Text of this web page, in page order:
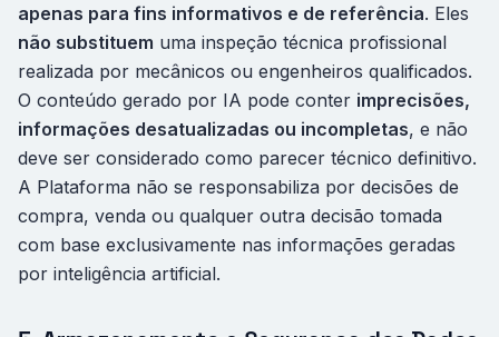
apenas para fins informativos e de referência. Eles
não substituem uma inspeção técnica profissional
realizada por mecânicos ou engenheiros qualificados.
O conteúdo gerado por IA pode conter imprecisões,
informações desatualizadas ou incompletas, e não
deve ser considerado como parecer técnico definitivo.
A Plataforma não se responsabiliza por decisões de
compra, venda ou qualquer outra decisão tomada
com base exclusivamente nas informações geradas
por inteligência artificial.